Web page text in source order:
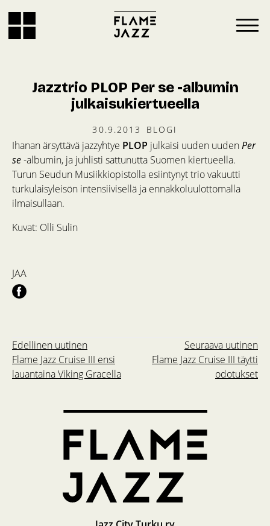
Jazztrio PLOP Per se -albumin
julkaisukiertueella
30.9.2013 BLOGI
Ihanan ärsyttävä jazzyhtye PLOP julkaisi uuden uudenPer
se-albumin, ja juhlisti sattunutta Suomen kiertueella.
Turun Seudun Musiikkiopistolla esiintynyt trio vakuutti
turkulaisyleisön intensiivisellä ja ennakkoluulottomalla
ilmaisullaan.
Kuvat: Olli Sulin
JAA
Seuraava uutinen
Flame Jazz Cruise III täytti
odotukset
Edellinen uutinen
Flame Jazz Cruise III ensi
lauantaina Viking Gracella